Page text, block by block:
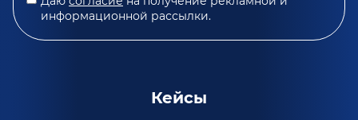
информационной рассылки.
Кейсы